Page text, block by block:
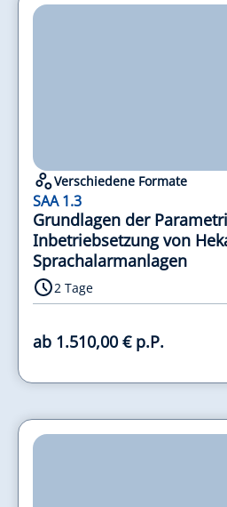
Verschiedene Formate
SAA 1.3
Grundlagen der
Inbetriebsetzung von
Sprachalarmanlagen
2 Tage
ab 1.510,00 € p.P.